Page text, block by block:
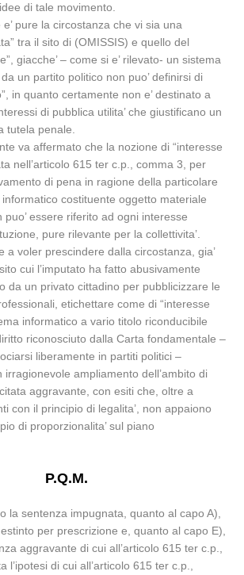
di tale movimento.
pure la circostanza che vi sia una
tra il sito di (OMISSIS) e quello del
giacche’ – come si e’ rilevato- un sistema
un partito politico non puo’ definirsi di
in quanto certamente non e’ destinato a
di pubblica utilita’ che giustificano un
tutela penale.
va affermato che la nozione di “interesse
nell’articolo 615 ter c.p., comma 3, per
di pena in ragione della particolare
costituente oggetto materiale
essere riferito ad ogni interesse
pure rilevante per la collettivita’.
a voler prescindere dalla circostanza, gia’
cui l’imputato ha fatto abusivamente
da un privato cittadino per pubblicizzare le
etichettare come di “interesse
informatico a vario titolo riconducibile
riconosciuto dalla Carta fondamentale –
liberamente in partiti politici –
ampliamento dell’ambito di
aggravante, con esiti che, oltre a
con il principio di legalita’, non appaiono
di proporzionalita’ sul piano
P.Q.M.
la sentenza impugnata, quanto al capo A),
per prescrizione e, quanto al capo E),
aggravante di cui all’articolo 615 ter c.p.,
l’ipotesi di cui all’articolo 615 ter c.p.,